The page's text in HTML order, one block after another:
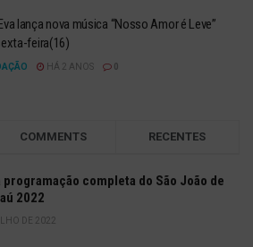
lança nova música “Nosso Amor é Leve”
feira(16)
HÁ 2 ANOS
COMMENTS RECENTES
programação completa do São João de
2022
DE 2022